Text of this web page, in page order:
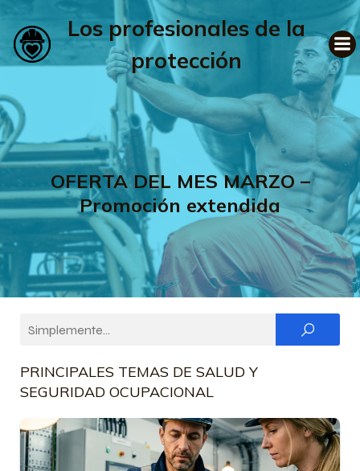
Los profesionales de la
protección
OFERTA DEL MES MARZO –
Promoción extendida
PRINCIPALES TEMAS DE SALUD Y
SEGURIDAD OCUPACIONAL